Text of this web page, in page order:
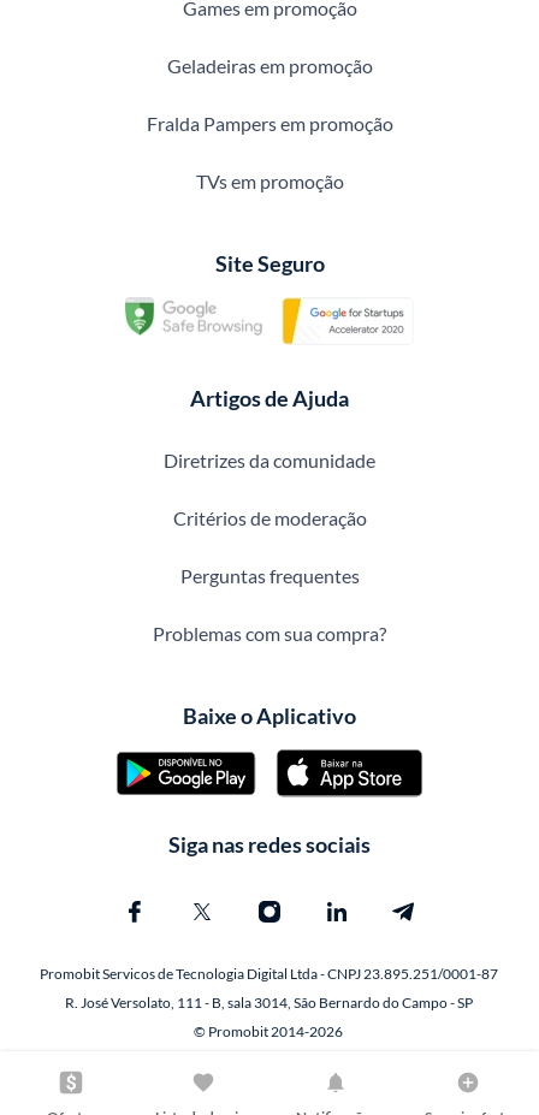
Games em promoção
Geladeiras em promoção
Fralda Pampers em promoção
TVs em promoção
Site Seguro
Artigos de Ajuda
Diretrizes da comunidade
Critérios de moderação
Perguntas frequentes
Problemas com sua compra?
Baixe o Aplicativo
Siga nas redes sociais
Promobit Servicos de Tecnologia Digital Ltda - CNPJ 23.895.251/0001-87
R. José Versolato, 111 - B, sala 3014, São Bernardo do Campo - SP
© Promobit 2014-2026